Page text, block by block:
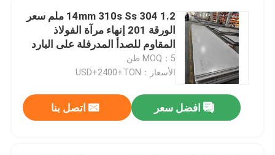
14mm 310s Ss 304 1.2 ملم سعر
الورقة 201 إنهاء مرآة الفولاذ
المقاوم للصدأ المدرفلة على البارد
MOQ：5 طن
الأسعار：USD+2400+TON
افضل سعر اتصل بنا